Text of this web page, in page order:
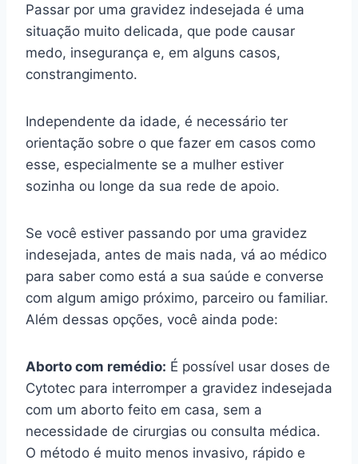
Passar por uma gravidez indesejada é uma
situação muito delicada, que pode causar
medo, insegurança e, em alguns casos,
constrangimento.
Independente da idade, é necessário ter
orientação sobre o que fazer em casos como
esse, especialmente se a mulher estiver
sozinha ou longe da sua rede de apoio.
Se você estiver passando por uma gravidez
indesejada, antes de mais nada, vá ao médico
para saber como está a sua saúde e converse
com algum amigo próximo, parceiro ou familiar.
Além dessas opções, você ainda pode:
Aborto com remédio: É possível usar doses de
Cytotec para interromper a gravidez indesejada
com um aborto feito em casa, sem a
necessidade de cirurgias ou consulta médica.
O método é muito menos invasivo, rápido e